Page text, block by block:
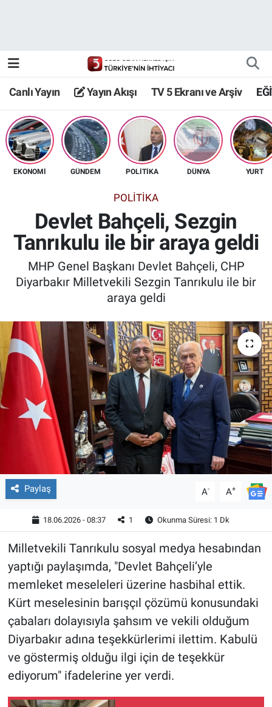
Canlı Yayın Yayın Akışı TV 5 Ekranı ve Arşiv
EKONOMİ GÜNDEM POLİTİKA DÜNYA YURT
POLİTİKA
Devlet Bahçeli, Sezgin
Tanrıkulu ile bir araya geldi
MHP Genel Başkanı Devlet Bahçeli, CHP
Diyarbakır Milletvekili Sezgin Tanrıkulu ile bir
araya geldi
Paylaş A- A+
18.06.2026 - 08:37 1 Okunma Süresi: 1 Dk
Milletvekili Tanrıkulu sosyal medya hesabından
yaptığı paylaşımda, "Devlet Bahçeli’yle
memleket meseleleri üzerine hasbihal ettik.
Kürt meselesinin barışçıl çözümü konusundaki
çabaları dolayısıyla şahsım ve vekili olduğum
Diyarbakır adına teşekkürlerimi ilettim. Kabulü
ve göstermiş olduğu ilgi için de teşekkür
ediyorum" ifadelerine yer verdi.
TV 5 Ekranı ve Arşiv